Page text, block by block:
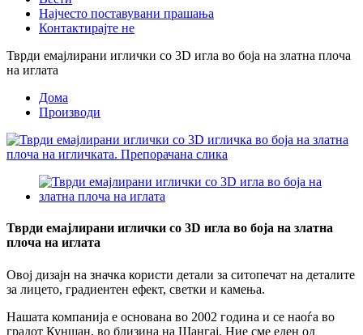
Најчесто поставувани прашања
Контактирајте не
Тврди емајлирани иглички со 3D игла во боја на златна плоча
на иглата
Дома
Производи
Тврди емајлирани иглички со 3D игла во боја на златна
плоча на иглата
Овој дизајн на значка користи детали за ситопечат на деталите
за лицето, градиентен ефект, светки и камења.
Нашата компанија е основана во 2002 година и се наоѓа во
градот Куншан, во близина на Шангај. Ние сме еден од